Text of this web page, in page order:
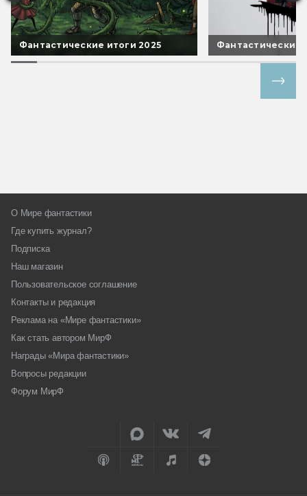
Фантастические итоги 2025 Фантастические
О Мире фантастики
Где купить журнал?
Подписка
Наш магазин
Пользовательское соглашение
Контакты и редакция
Реклама на «Мире фантастики»
Как стать автором МирФ
Награды «Мира фантастики»
Вопросы редакции
Форум МирФ